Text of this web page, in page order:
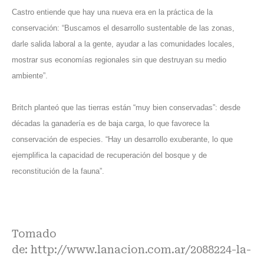
Castro entiende que hay una nueva era en la práctica de la
conservación: “Buscamos el desarrollo sustentable de las zonas,
darle salida laboral a la gente, ayudar a las comunidades locales,
mostrar sus economías regionales sin que destruyan su medio
ambiente”.
Britch planteó que las tierras están “muy bien conservadas”: desde
décadas la ganadería es de baja carga, lo que favorece la
conservación de especies. “Hay un desarrollo exuberante, lo que
ejemplifica la capacidad de recuperación del bosque y de
reconstitución de la fauna”.
Tomado
de: http://www.lanacion.com.ar/2088224-la-